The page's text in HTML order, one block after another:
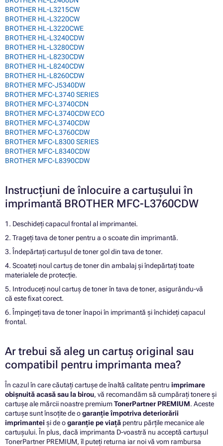
BROTHER HL-L3215CW
BROTHER HL-L3220CW
BROTHER HL-L3220CWE
BROTHER HL-L3240CDW
BROTHER HL-L3280CDW
BROTHER HL-L8230CDW
BROTHER HL-L8240CDW
BROTHER HL-L8260CDW
BROTHER MFC-J5340DW
BROTHER MFC-L3740 SERIES
BROTHER MFC-L3740CDN
BROTHER MFC-L3740CDW ECO
BROTHER MFC-L3740CDW
BROTHER MFC-L3760CDW
BROTHER MFC-L8300 SERIES
BROTHER MFC-L8340CDW
BROTHER MFC-L8390CDW
Instrucțiuni de înlocuire a cartușului în
imprimantă BROTHER MFC-L3760CDW
1. Deschideți capacul frontal al imprimantei.
2. Trageți tava de toner pentru a o scoate din imprimantă.
3. Îndepărtați cartușul de toner gol din tava de toner.
4. Scoateți noul cartuș de toner din ambalaj și îndepărtați toate
materialele de protecție.
5. Introduceți noul cartuș de toner în tava de toner, asigurându-vă
că este fixat corect.
6. Împingeți tava de toner înapoi în imprimantă și închideți capacul
frontal.
Ar trebui să aleg un cartuș original sau
compatibil pentru imprimanta mea?
În cazul în care căutați cartușe de înaltă calitate pentru imprimare
obișnuită acasă sau la birou, vă recomandăm să cumpărați tonere și
cartușe ale mărcii noastre premiumTonerPartner PREMIUM. Aceste
cartușe sunt însoțite de ogaranție împotriva deteriorării
imprimantei și de ogaranție pe viață pentru părțile mecanice ale
cartușului. În plus, dacă imprimanta D-voastră nu acceptă cartușul
TonerPartner PREMIUM, îl puteți returna iar noi vă vom rambursa